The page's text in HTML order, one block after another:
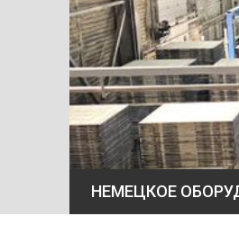
НЕМЕЦКОЕ